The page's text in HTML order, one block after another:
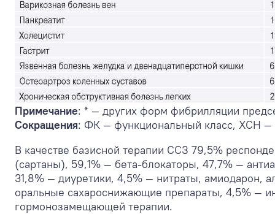
Примечание: * — других форм фибрилляции
Сокращения: ФК — функциональный класс, ХСН —
В качестве базисной терапии ССЗ 79,5%
(сартаны), 59,1% — бета-блокаторы, 47,7% —
31,8% — диуретики, 4,5% — нитраты, амиодарон,
оральные сахароснижающие препараты, 4,5% —
гормонозамещающей терапии.